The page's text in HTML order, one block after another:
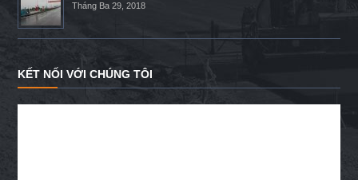
Tháng Ba 29, 2018
KẾT NỐI VỚI CHÚNG TÔI